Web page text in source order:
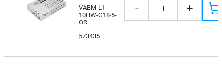
VABM-L1-
10HW-G18-5-
GR
573435
- 1 +